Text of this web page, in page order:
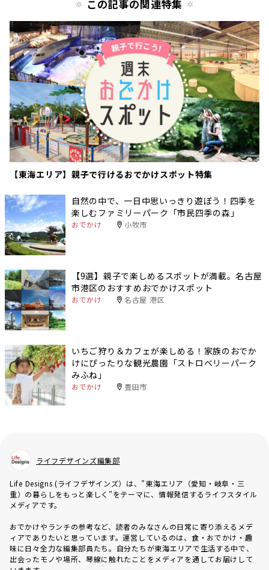
この記事の関連特集
【東海エリア】親子で行けるおでかけスポット特集
自然の中で、一日中思いっきり遊ぼう！四季を
楽しむファミリーパーク「市民四季の森」
おでかけ 小牧市
【9選】親子で楽しめるスポットが満載。名古屋
市港区のおすすめおでかけスポット
おでかけ 名古屋 港区
いちご狩り＆カフェが楽しめる！家族のおでか
けにぴったりな観光農園「ストロベリーパーク
みふね」
おでかけ 豊田市
ライフデザインズ編集部
Life Designs (ライフデザインズ）は、”東海エリア（愛知・岐阜・三
重）の暮らしをもっと楽しく”をテーマに、情報発信するライフスタイル
メディアです。
おでかけやランチの参考など、読者のみなさんの日常に寄り添えるメデ
ィアでありたいと思っています。運営しているのは、食・おでかけ・趣
味に日々全力な編集部員たち。自分たちが東海エリアで生活する中で、
出会ったモノや場所、琴線に触れたことをメディアを通してお届けして